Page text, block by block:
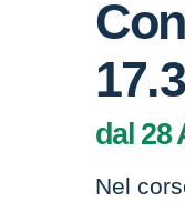
dal 28
Nel